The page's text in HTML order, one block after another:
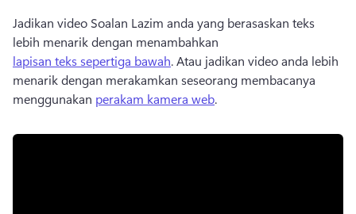
Jadikan video Soalan Lazim anda yang berasaskan teks
lebih menarik dengan menambahkan
lapisan teks sepertiga bawah. Atau jadikan video anda lebih
menarik dengan merakamkan seseorang membacanya
menggunakan perakam kamera web.